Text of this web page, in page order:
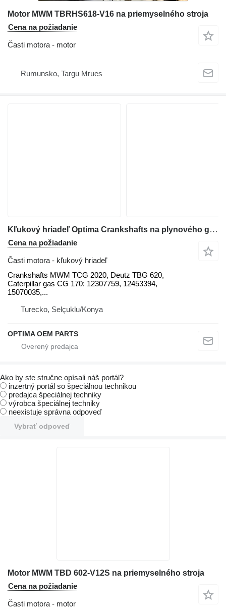
Motor MWM TBRHS618-V16 na priemyselného stroja
Cena na požiadanie
Časti motora - motor
Rumunsko, Targu Mrues
Kľukový hriadeľ Optima Crankshafts na plynového generátora MWM
Cena na požiadanie
Časti motora - kľukový hriadeľ
Crankshafts MWM TCG 2020, Deutz TBG 620,
Caterpillar gas CG 170: 12307759, 12453394,
15070035,...
Turecko, Selçuklu/Konya
OPTIMA OEM PARTS
Ako by ste stručne opísali náš portál?
inzertný portál so špeciálnou technikou
predajca špeciálnej techniky
výrobca špeciálnej techniky
neexistuje správna odpoveď
Vybrať odpoveď
Motor MWM TBD 602-V12S na priemyselného stroja
Cena na požiadanie
Časti motora - motor